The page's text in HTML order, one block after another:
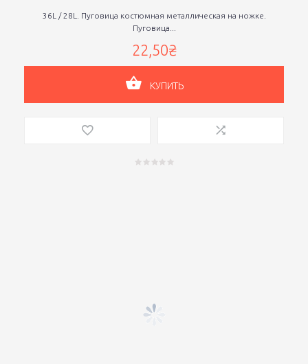
36L / 28L. Пуговица костюмная металлическая на ножке.
Пуговица...
22,50₴
КУПИТЬ